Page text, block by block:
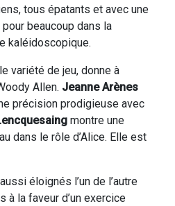
tous épatants et avec une
beaucoup dans la
kaléidoscopique.
variété de jeu, donne à
Allen. Jeanne Arènes
précision prodigieuse avec
montre une
dans le rôle d’Alice. Elle est
éloignés l’un de l’autre
à la faveur d’un exercice